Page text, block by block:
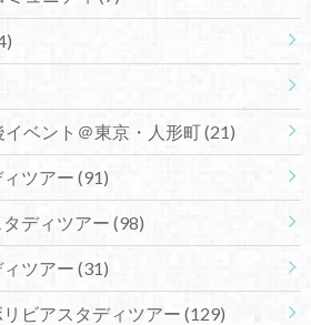
ベント＠東京・人形町(21)
ツアー (91)
ディツアー (98)
ツアー (31)
ビアスタディツアー (129)